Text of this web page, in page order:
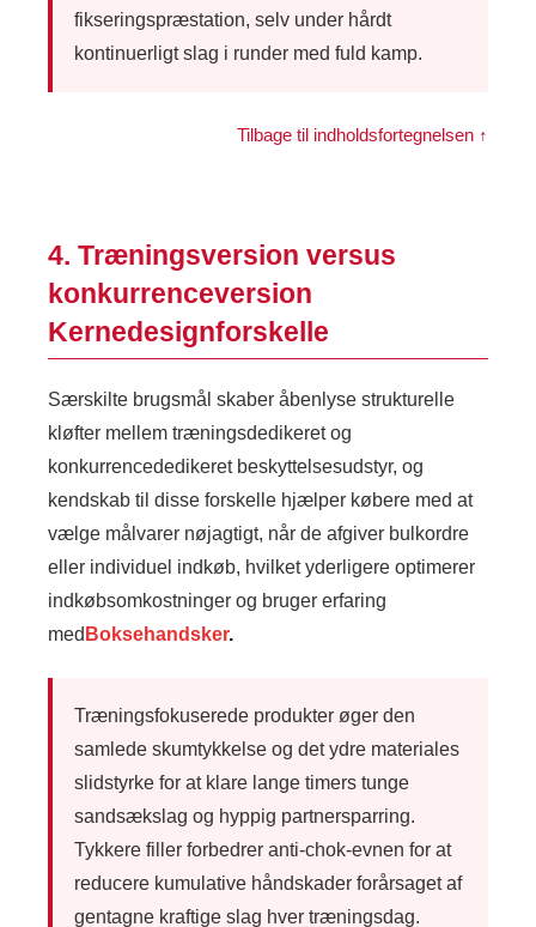
fikseringspræstation, selv under hårdt
kontinuerligt slag i runder med fuld kamp.
Tilbage til indholdsfortegnelsen ↑
4. Træningsversion versus
konkurrenceversion
Kernedesignforskelle
Særskilte brugsmål skaber åbenlyse strukturelle
kløfter mellem træningsdedikeret og
konkurrencededikeret beskyttelsesudstyr, og
kendskab til disse forskelle hjælper købere med at
vælge målvarer nøjagtigt, når de afgiver bulkordre
eller individuel indkøb, hvilket yderligere optimerer
indkøbsomkostninger og bruger erfaring
med Boksehandsker.
Træningsfokuserede produkter øger den
samlede skumtykkelse og det ydre materiales
slidstyrke for at klare lange timers tunge
sandsækslag og hyppig partnersparring.
Tykkere filler forbedrer anti-chok-evnen for at
reducere kumulative håndskader forårsaget af
gentagne kraftige slag hver træningsdag.